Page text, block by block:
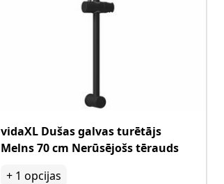
vidaXL Dušas galvas turētājs
Melns 70 cm Nerūsējošs tērauds
+ 1 opcijas